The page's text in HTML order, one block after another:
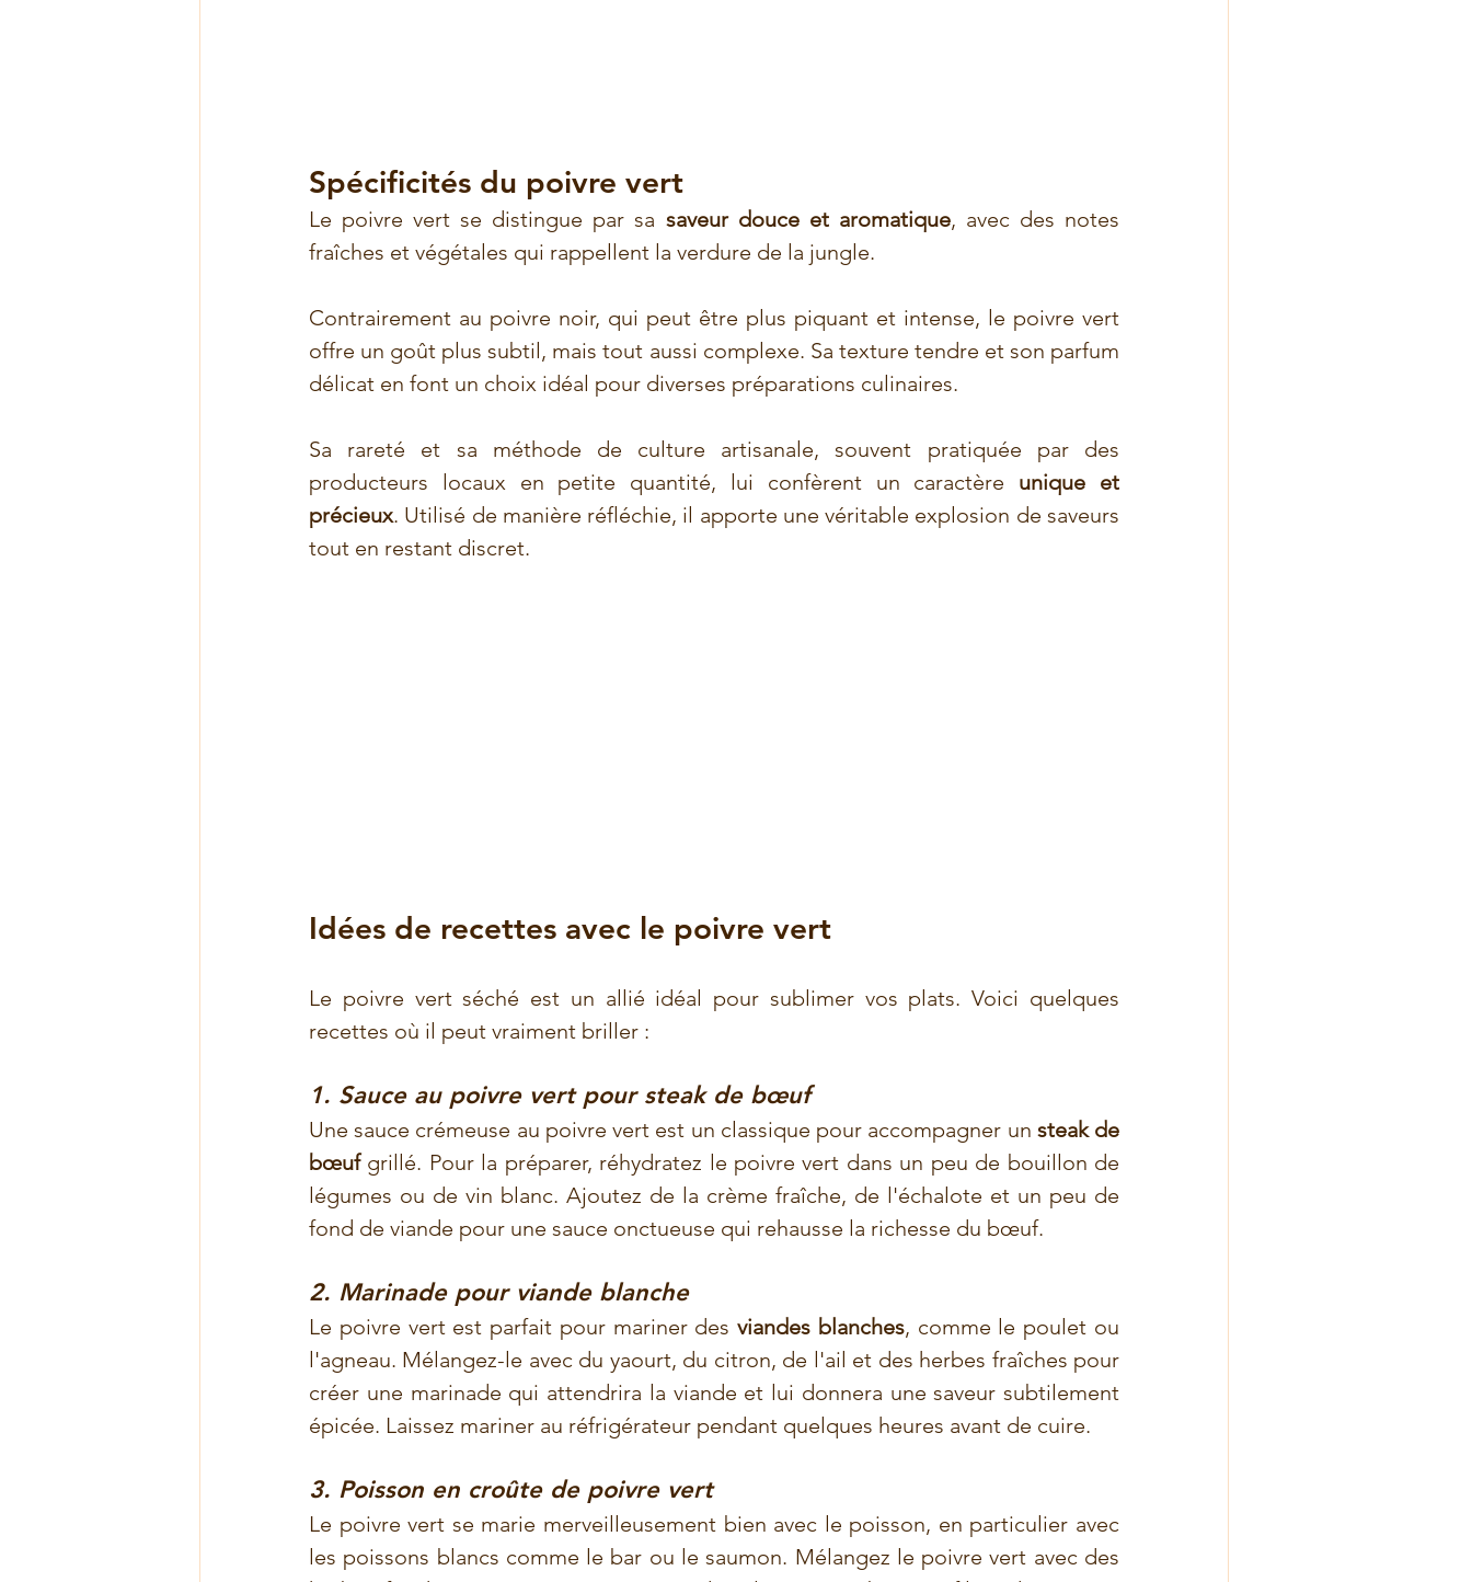
Spécificités du poivre vert
Le poivre vert se distingue par sa saveur douce et aromatique, avec des notes
fraîches et végétales qui rappellent la verdure de la jungle.
Contrairement au poivre noir, qui peut être plus piquant et intense, le poivre vert
offre un goût plus subtil, mais tout aussi complexe. Sa texture tendre et son parfum
délicat en font un choix idéal pour diverses préparations culinaires.
Sa rareté et sa méthode de culture artisanale, souvent pratiquée par des
producteurs locaux en petite quantité, lui confèrent un caractère unique et
précieux. Utilisé de manière réfléchie, il apporte une véritable explosion de saveurs
tout en restant discret.
Idées de recettes avec le poivre vert
Le poivre vert séché est un allié idéal pour sublimer vos plats. Voici quelques
recettes où il peut vraiment briller :
1. Sauce au poivre vert pour steak de bœuf
Une sauce crémeuse au poivre vert est un classique pour accompagner un steak de
bœuf grillé. Pour la préparer, réhydratez le poivre vert dans un peu de bouillon de
légumes ou de vin blanc. Ajoutez de la crème fraîche, de l'échalote et un peu de
fond de viande pour une sauce onctueuse qui rehausse la richesse du bœuf.
2. Marinade pour viande blanche
Le poivre vert est parfait pour mariner des viandes blanches, comme le poulet ou
l'agneau. Mélangez-le avec du yaourt, du citron, de l'ail et des herbes fraîches pour
créer une marinade qui attendrira la viande et lui donnera une saveur subtilement
épicée. Laissez mariner au réfrigérateur pendant quelques heures avant de cuire.
3. Poisson en croûte de poivre vert
Le poivre vert se marie merveilleusement bien avec le poisson, en particulier avec
les poissons blancs comme le bar ou le saumon. Mélangez le poivre vert avec des